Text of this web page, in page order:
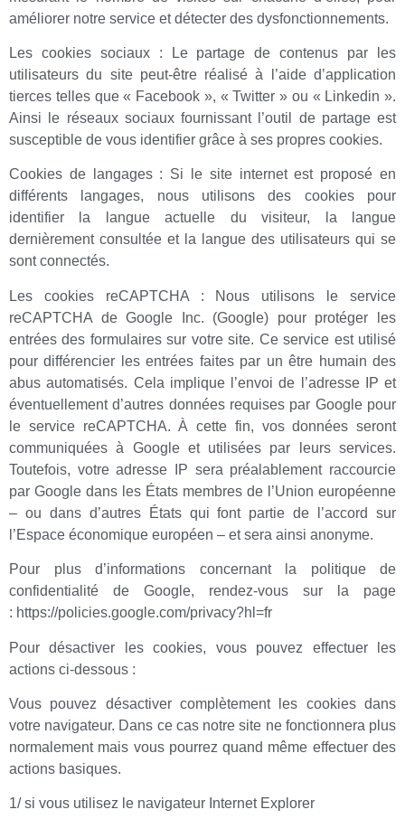
améliorer notre service et détecter des dysfonctionnements.
Les cookies sociaux : Le partage de contenus par les
utilisateurs du site peut-être réalisé à l’aide d’application
tierces telles que « Facebook », « Twitter » ou « Linkedin ».
Ainsi le réseaux sociaux fournissant l’outil de partage est
susceptible de vous identifier grâce à ses propres cookies.
Cookies de langages : Si le site internet est proposé en
différents langages, nous utilisons des cookies pour
identifier la langue actuelle du visiteur, la langue
dernièrement consultée et la langue des utilisateurs qui se
sont connectés.
Les cookies reCAPTCHA : Nous utilisons le service
reCAPTCHA de Google Inc. (Google) pour protéger les
entrées des formulaires sur votre site. Ce service est utilisé
pour différencier les entrées faites par un être humain des
abus automatisés. Cela implique l’envoi de l’adresse IP et
éventuellement d’autres données requises par Google pour
le service reCAPTCHA. À cette fin, vos données seront
communiquées à Google et utilisées par leurs services.
Toutefois, votre adresse IP sera préalablement raccourcie
par Google dans les États membres de l’Union européenne
– ou dans d’autres États qui font partie de l’accord sur
l’Espace économique européen – et sera ainsi anonyme.
Pour plus d’informations concernant la politique de
confidentialité de Google, rendez-vous sur la page
: https://policies.google.com/privacy?hl=fr
Pour désactiver les cookies, vous pouvez effectuer les
actions ci-dessous :
Vous pouvez désactiver complètement les cookies dans
votre navigateur. Dans ce cas notre site ne fonctionnera plus
normalement mais vous pourrez quand même effectuer des
actions basiques.
1/ si vous utilisez le navigateur Internet Explorer